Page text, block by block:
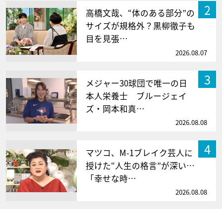
2
高橋文哉、“体のある部分”の
サイズが規格外？黒柳徹子も
目を見張…
2026.08.07
3
メジャー30球団で唯一の日
本人栄養士 ブルージェイ
ズ・岡本和真…
2026.08.08
4
マツコ、M-1ブレイク芸人に
授けた“人生の格言”が深い…
「幸せな時…
2026.08.08